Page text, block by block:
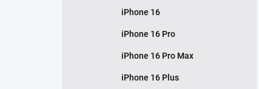
iPhone 16
iPhone 16 Pro
iPhone 16 Pro Max
iPhone 16 Plus